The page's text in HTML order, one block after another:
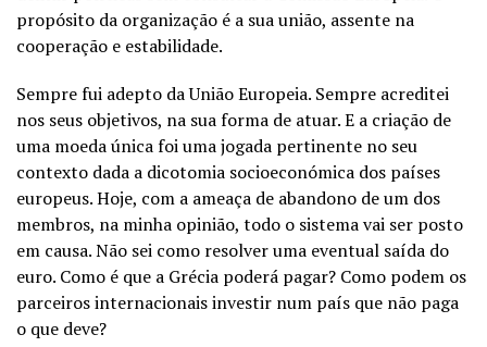
propósito da organização é a sua união, assente na
cooperação e estabilidade.
Sempre fui adepto da União Europeia. Sempre acreditei
nos seus objetivos, na sua forma de atuar. E a criação de
uma moeda única foi uma jogada pertinente no seu
contexto dada a dicotomia socioeconómica dos países
europeus. Hoje, com a ameaça de abandono de um dos
membros, na minha opinião, todo o sistema vai ser posto
em causa. Não sei como resolver uma eventual saída do
euro. Como é que a Grécia poderá pagar? Como podem os
parceiros internacionais investir num país que não paga
o que deve?